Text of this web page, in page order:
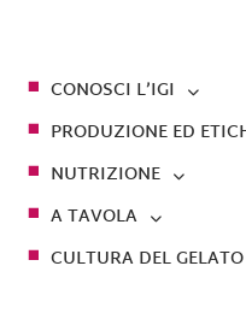
CONOSCI L’IGI
PRODUZIONE ED
NUTRIZIONE
A TAVOLA
CULTURA DEL GELATO